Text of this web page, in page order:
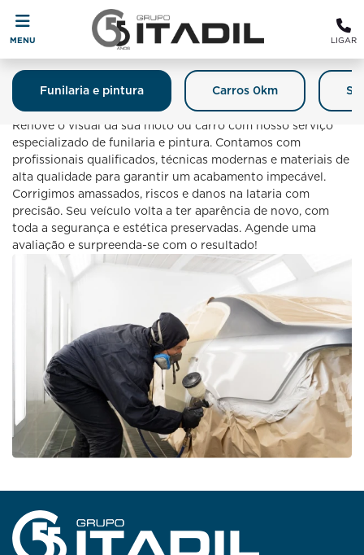
MENU LIGAR
Carros 0km
Funilaria e pintura
Funilaria E Pintura
Renove o visual da sua moto ou carro com nosso serviço
especializado de funilaria e pintura. Contamos com
profissionais qualificados, técnicas modernas e materiais de
alta qualidade para garantir um acabamento impecável.
Corrigimos amassados, riscos e danos na lataria com
precisão. Seu veículo volta a ter aparência de novo, com
toda a segurança e estética preservadas. Agende uma
avaliação e surpreenda-se com o resultado!